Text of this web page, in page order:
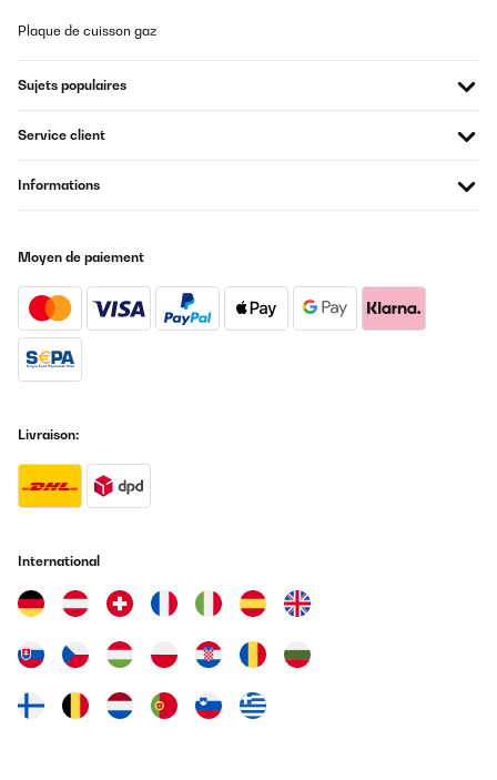
Plaque de cuisson gaz
Sujets populaires
Service client
Informations
Moyen de paiement
Livraison:
International